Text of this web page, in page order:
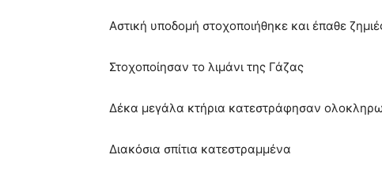
Αστική υποδομή στοχοποιήθηκε και έπαθε
Στοχοποίησαν το λιμάνι της Γάζας
Δέκα μεγάλα κτήρια κατεστράφησαν
Διακόσια σπίτια κατεστραμμένα